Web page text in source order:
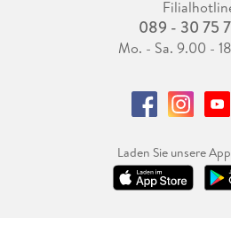
089 - 30 75
Mo. - Sa. 9.00 -
Laden Sie unsere